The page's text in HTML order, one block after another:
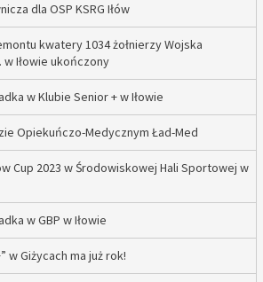
dla OSP KSRG Iłów
kwatery 1034 żołnierzy Wojska
w Iłowie ukończony
w Klubie Senior + w Iłowie
Opiekuńczo-Medycznym Ład-Med
Cup 2023 w Środowiskowej Hali Sportowej w
w GBP w Iłowie
w Giżycach ma już rok!